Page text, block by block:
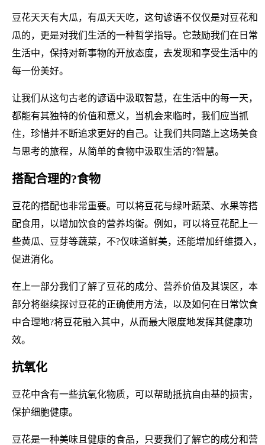
豆花天天有大瓜，有瓜天天吃，这句谚语不仅仅是对豆花和
瓜的，更是对我们生活的一种哲学指导。它鼓励我们在日常
生活中，保持对新事物的开放态度，去发现和享受生活中的
每一份美好。
让我们从这句古老的谚语中汲取智慧，在生活中的每一天，
都能有其独特的价值和意义，当机会来临时，我们应当抓
住，珍惜并不断追求更好的自己。让我们共同踏上这场美食
与思考的旅程，从简单的食物中汲取生活的?智慧。
搭配合理的?食物
豆花的搭配也非常重要。可以将豆花与绿叶蔬菜、水果等搭
配食用，以增加饮食的营养均衡。例如，可以将豆花配上一
些黄瓜、豆芽等蔬菜，不?仅味道鲜美，还能增加纤维摄入，
促进消化。
在上一部分我们了解了豆花的成分、营养价值及其误区，本
部分将继续探讨豆花的正确使用方法，以及如何在日常饮食
中合理地?将豆花融入其中，从而最大限度地发挥其健康功
效。
抗氧化
豆花中含有一些抗氧化物质，可以帮助抵抗自由基的损害，
保护细胞健康。
豆花是一种美味且健康的食品，只要我们了解它的成分和营